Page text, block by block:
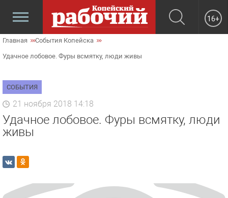
16+
Главная События Копейска
Удачное лобовое. Фуры всмятку, люди живы
СОБЫТИЯ
21 ноября 2018 14:18
Удачное лобовое. Фуры всмятку, люди
живы